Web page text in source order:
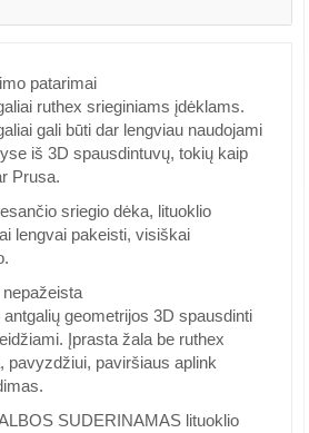
patarimai
ruthex srieginiams įdėklams.
gali būti dar lengviau naudojami
iš 3D spausdintuvų, tokių kaip
Prusa.
sriegio dėka, lituoklio
lengvai pakeisti, visiškai
geometrijos 3D spausdinti
Įprasta žala be ruthex
pavyzdžiui, paviršiaus aplink
SUDERINAMAS lituoklio